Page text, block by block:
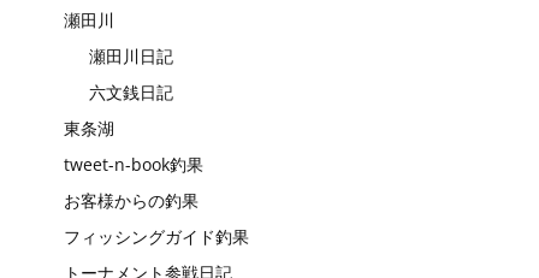
瀬田川
瀬田川日記
六文銭日記
東条湖
tweet-n-book釣果
お客様からの釣果
フィッシングガイド釣果
トーナメント参戦日記